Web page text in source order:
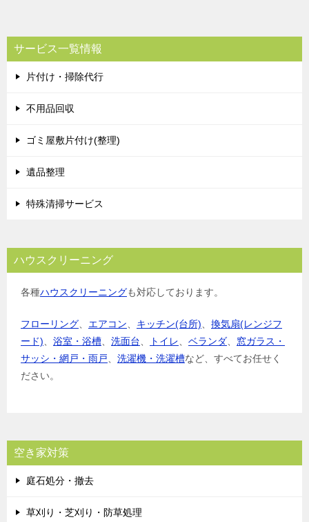
サービス一覧情報
片付け・掃除代行
不用品回収
ゴミ屋敷片付け(整理)
遺品整理
特殊清掃サービス
ハウスクリーニング
各種ハウスクリーニングも対応しております。
フローリング エアコン キッチン(台所)
換気扇(レンジフ
ード)
浴室・浴槽 洗面台 トイレ ベランダ
窓ガラス・
サッシ・網戸・雨戸
洗濯機・洗濯槽など、すべてお任せく
ださい。
空き家対策
庭石処分・撤去
草刈り・芝刈り・防草処理